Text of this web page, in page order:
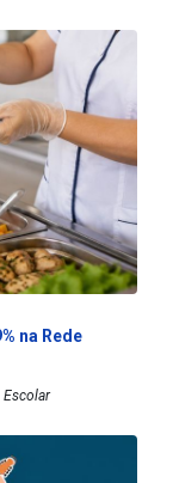
na Rede